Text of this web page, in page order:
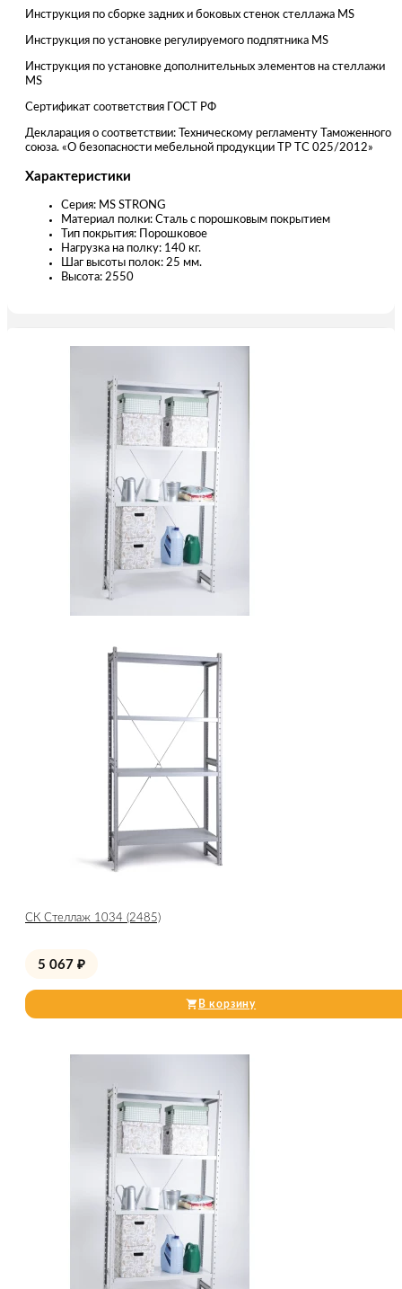
Инструкция по сборке задних и боковых стенок стеллажа MS
Инструкция по установке регулируемого подпятника MS
Инструкция по установке дополнительных элементов на стеллажи
MS
Сертификат соответствия ГОСТ РФ
Декларация о соответствии: Техническому регламенту Таможенного
союза. «О безопасности мебельной продукции ТР ТС 025/2012»
Характеристики
Серия: MS STRONG
Материал полки: Сталь с порошковым покрытием
Тип покрытия: Порошковое
Нагрузка на полку: 140 кг.
Шаг высоты полок: 25 мм.
Высота: 2550
СК Стеллаж 1034 (2485)
5 067 ₽
В корзину